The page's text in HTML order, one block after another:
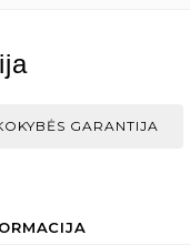
GARANTIJA